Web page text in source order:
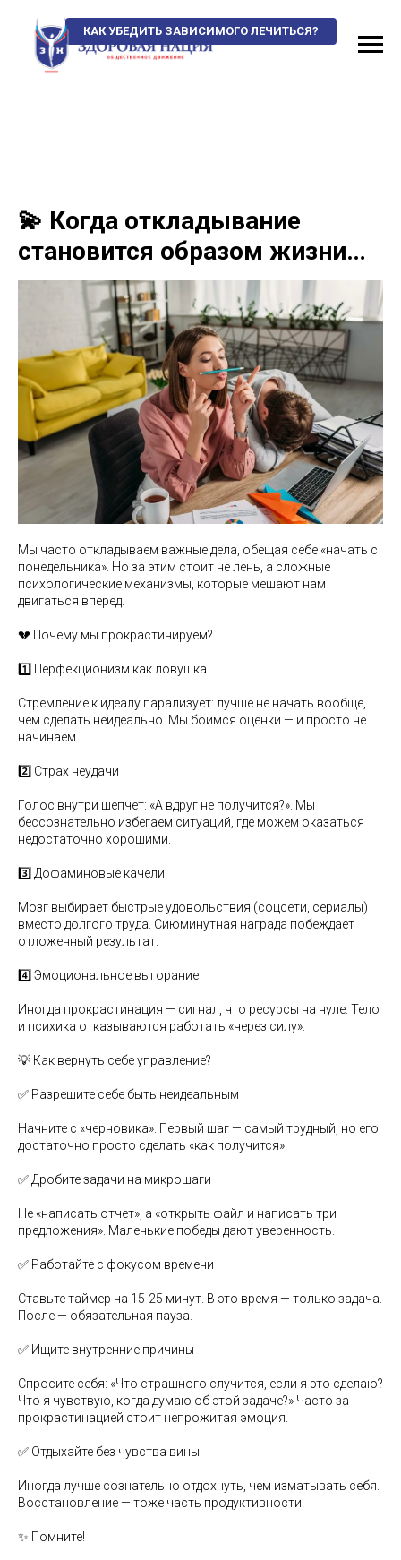
КАК УБЕДИТЬ ЗАВИСИМОГО ЛЕЧИТЬСЯ?
💫 Когда откладывание
становится образом жизни…
Мы часто откладываем важные дела, обещая себе «начать с
понедельника». Но за этим стоит не лень, а сложные
психологические механизмы, которые мешают нам
двигаться вперёд.
💔 Почему мы прокрастинируем?
1️⃣ Перфекционизм как ловушка
Стремление к идеалу парализует: лучше не начать вообще,
чем сделать неидеально. Мы боимся оценки — и просто не
начинаем.
2️⃣ Страх неудачи
Голос внутри шепчет: «А вдруг не получится?». Мы
бессознательно избегаем ситуаций, где можем оказаться
недостаточно хорошими.
3️⃣ Дофаминовые качели
Мозг выбирает быстрые удовольствия (соцсети, сериалы)
вместо долгого труда. Сиюминутная награда побеждает
отложенный результат.
4️⃣ Эмоциональное выгорание
Иногда прокрастинация — сигнал, что ресурсы на нуле. Тело
и психика отказываются работать «через силу».
💡 Как вернуть себе управление?
✅ Разрешите себе быть неидеальным
Начните с «черновика». Первый шаг — самый трудный, но его
достаточно просто сделать «как получится».
✅ Дробите задачи на микрошаги
Не «написать отчет», а «открыть файл и написать три
предложения». Маленькие победы дают уверенность.
✅ Работайте с фокусом времени
Ставьте таймер на 15-25 минут. В это время — только задача.
После — обязательная пауза.
✅ Ищите внутренние причины
Спросите себя: «Что страшного случится, если я это сделаю?
Что я чувствую, когда думаю об этой задаче?» Часто за
прокрастинацией стоит непрожитая эмоция.
✅ Отдыхайте без чувства вины
Иногда лучше сознательно отдохнуть, чем изматывать себя.
Восстановление — тоже часть продуктивности.
✨ Помните!